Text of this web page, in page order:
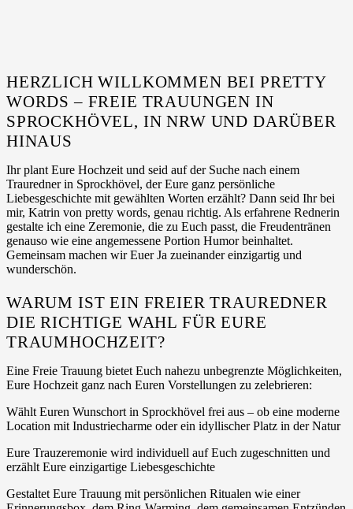
HERZLICH WILLKOMMEN BEI PRETTY
WORDS – FREIE TRAUUNGEN IN
SPROCKHÖVEL, IN NRW UND DARÜBER
HINAUS
Ihr plant Eure Hochzeit und seid auf der Suche nach einem
Trauredner in Sprockhövel, der Eure ganz persönliche
Liebesgeschichte mit gewählten Worten erzählt? Dann seid Ihr bei
mir, Katrin von pretty words, genau richtig. Als erfahrene Rednerin
gestalte ich eine Zeremonie, die zu Euch passt, die Freudentränen
genauso wie eine angemessene Portion Humor beinhaltet.
Gemeinsam machen wir Euer Ja zueinander einzigartig und
wunderschön.
WARUM IST EIN FREIER TRAUREDNER
DIE RICHTIGE WAHL FÜR EURE
TRAUMHOCHZEIT?
Eine Freie Trauung bietet Euch nahezu unbegrenzte Möglichkeiten,
Eure Hochzeit ganz nach Euren Vorstellungen zu zelebrieren:
Wählt Euren Wunschort in Sprockhövel frei aus – ob eine moderne
Location mit Industriecharme oder ein idyllischer Platz in der Natur
Eure Trauzeremonie wird individuell auf Euch zugeschnitten und
erzählt Eure einzigartige Liebesgeschichte
Gestaltet Eure Trauung mit persönlichen Ritualen wie einer